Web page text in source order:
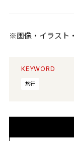
※画像・イラスト
KEYWORD
旅行